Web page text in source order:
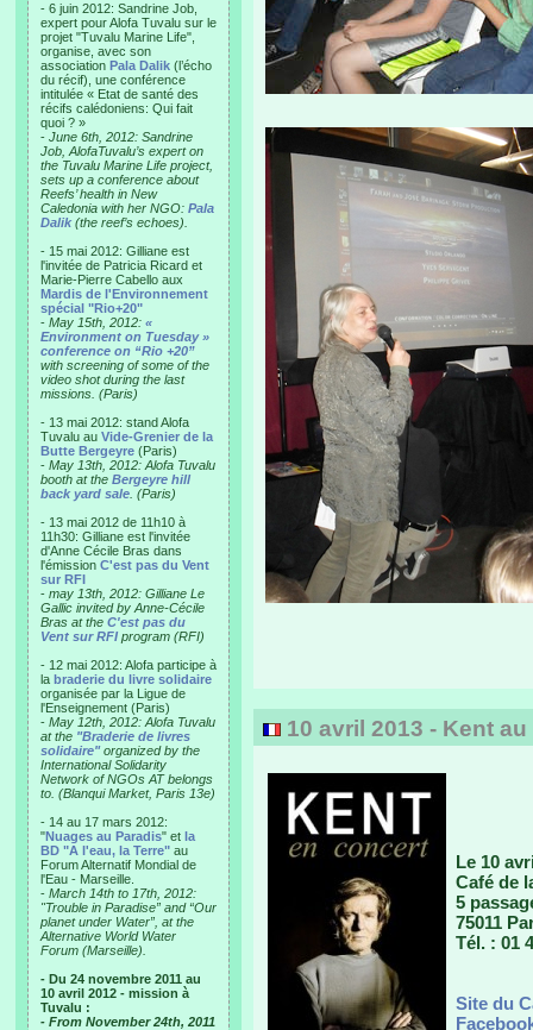
- 6 juin 2012: Sandrine Job,
expert pour Alofa Tuvalu sur le
projet "Tuvalu Marine Life",
organise, avec son
association Pala Dalik (l’écho
du récif), une conférence
intitulée « Etat de santé des
récifs calédoniens: Qui fait
quoi ? »
- June 6th, 2012: Sandrine
Job, AlofaTuvalu’s expert on
the Tuvalu Marine Life project,
sets up a conference about
Reefs’ health in New
Caledonia with her NGO: Pala
Dalik (the reef’s echoes).
- 15 mai 2012: Gilliane est
l'invitée de Patricia Ricard et
Marie-Pierre Cabello aux
Mardis de l'Environnement
spécial "Rio+20"
- May 15th, 2012: «
Environment on Tuesday »
conference on “Rio +20”
with screening of some of the
video shot during the last
missions. (Paris)
- 13 mai 2012: stand Alofa
Tuvalu au Vide-Grenier de la
Butte Bergeyre (Paris)
- May 13th, 2012: Alofa Tuvalu
booth at the Bergeyre hill
back yard sale . (Paris)
- 13 mai 2012 de 11h10 à
11h30: Gilliane est l'invitée
d'Anne Cécile Bras dans
l'émission C'est pas du Vent
sur RFI
- may 13th, 2012: Gilliane Le
Gallic invited by Anne-Cécile
Bras at the C'est pas du
Vent sur RFI program (RFI)
- 12 mai 2012: Alofa participe à
la braderie du livre solidaire
organisée par la Ligue de
l'Enseignement (Paris)
- May 12th, 2012: Alofa Tuvalu
at the "Braderie de livres
solidaire"organized by the
International Solidarity
Network of NGOs AT belongs
to. (Blanqui Market, Paris 13e)
- 14 au 17 mars 2012:
"Nuages au Paradis" et la
BD "A l'eau, la Terre" au
Forum Alternatif Mondial de
l'Eau - Marseille.
- March 14th to 17th, 2012:
"Trouble in Paradise” and “Our
planet under Water”, at the
Alternative World Water
Forum (Marseille).
- Du 24 novembre 2011 au
10 avril 2012 - mission à
Tuvalu :
- From November 24th, 2011
10 avril 2013 - Kent
Le 10
Café de
5
75011
Tél. : 01
Site du